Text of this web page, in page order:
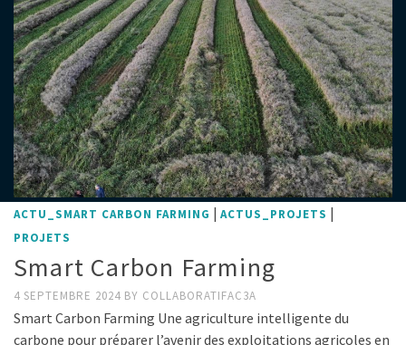
ACTU_SMART CARBON FARMING | ACTUS_PROJETS |
PROJETS
Smart Carbon Farming
4 SEPTEMBRE 2024 BY COLLABORATIFAC3A
Smart Carbon Farming Une agriculture intelligente du
carbone pour préparer l’avenir des exploitations agricoles en